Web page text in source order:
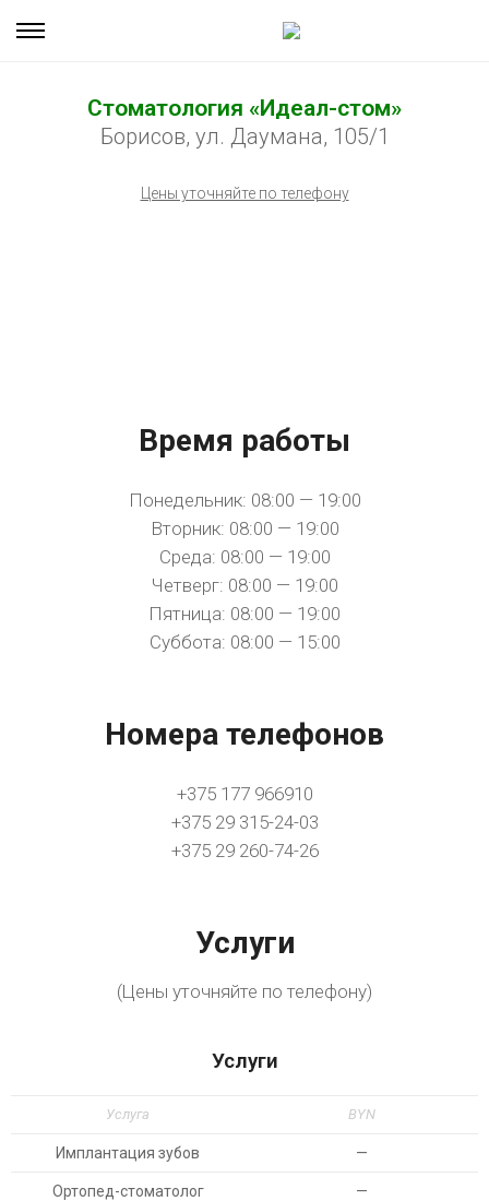
Стоматология «Идеал-стом»
Борисов, ул. Даумана, 105/1
Цены уточняйте по телефону
Время работы
Понедельник: 08:00 — 19:00
Вторник: 08:00 — 19:00
Среда: 08:00 — 19:00
Четверг: 08:00 — 19:00
Пятница: 08:00 — 19:00
Суббота: 08:00 — 15:00
Номера телефонов
+375 177 966910
+375 29 315-24-03
+375 29 260-74-26
Услуги
(Цены уточняйте по телефону)
Услуги
Услуга BYN
Имплантация зубов —
Ортопед-стоматолог —